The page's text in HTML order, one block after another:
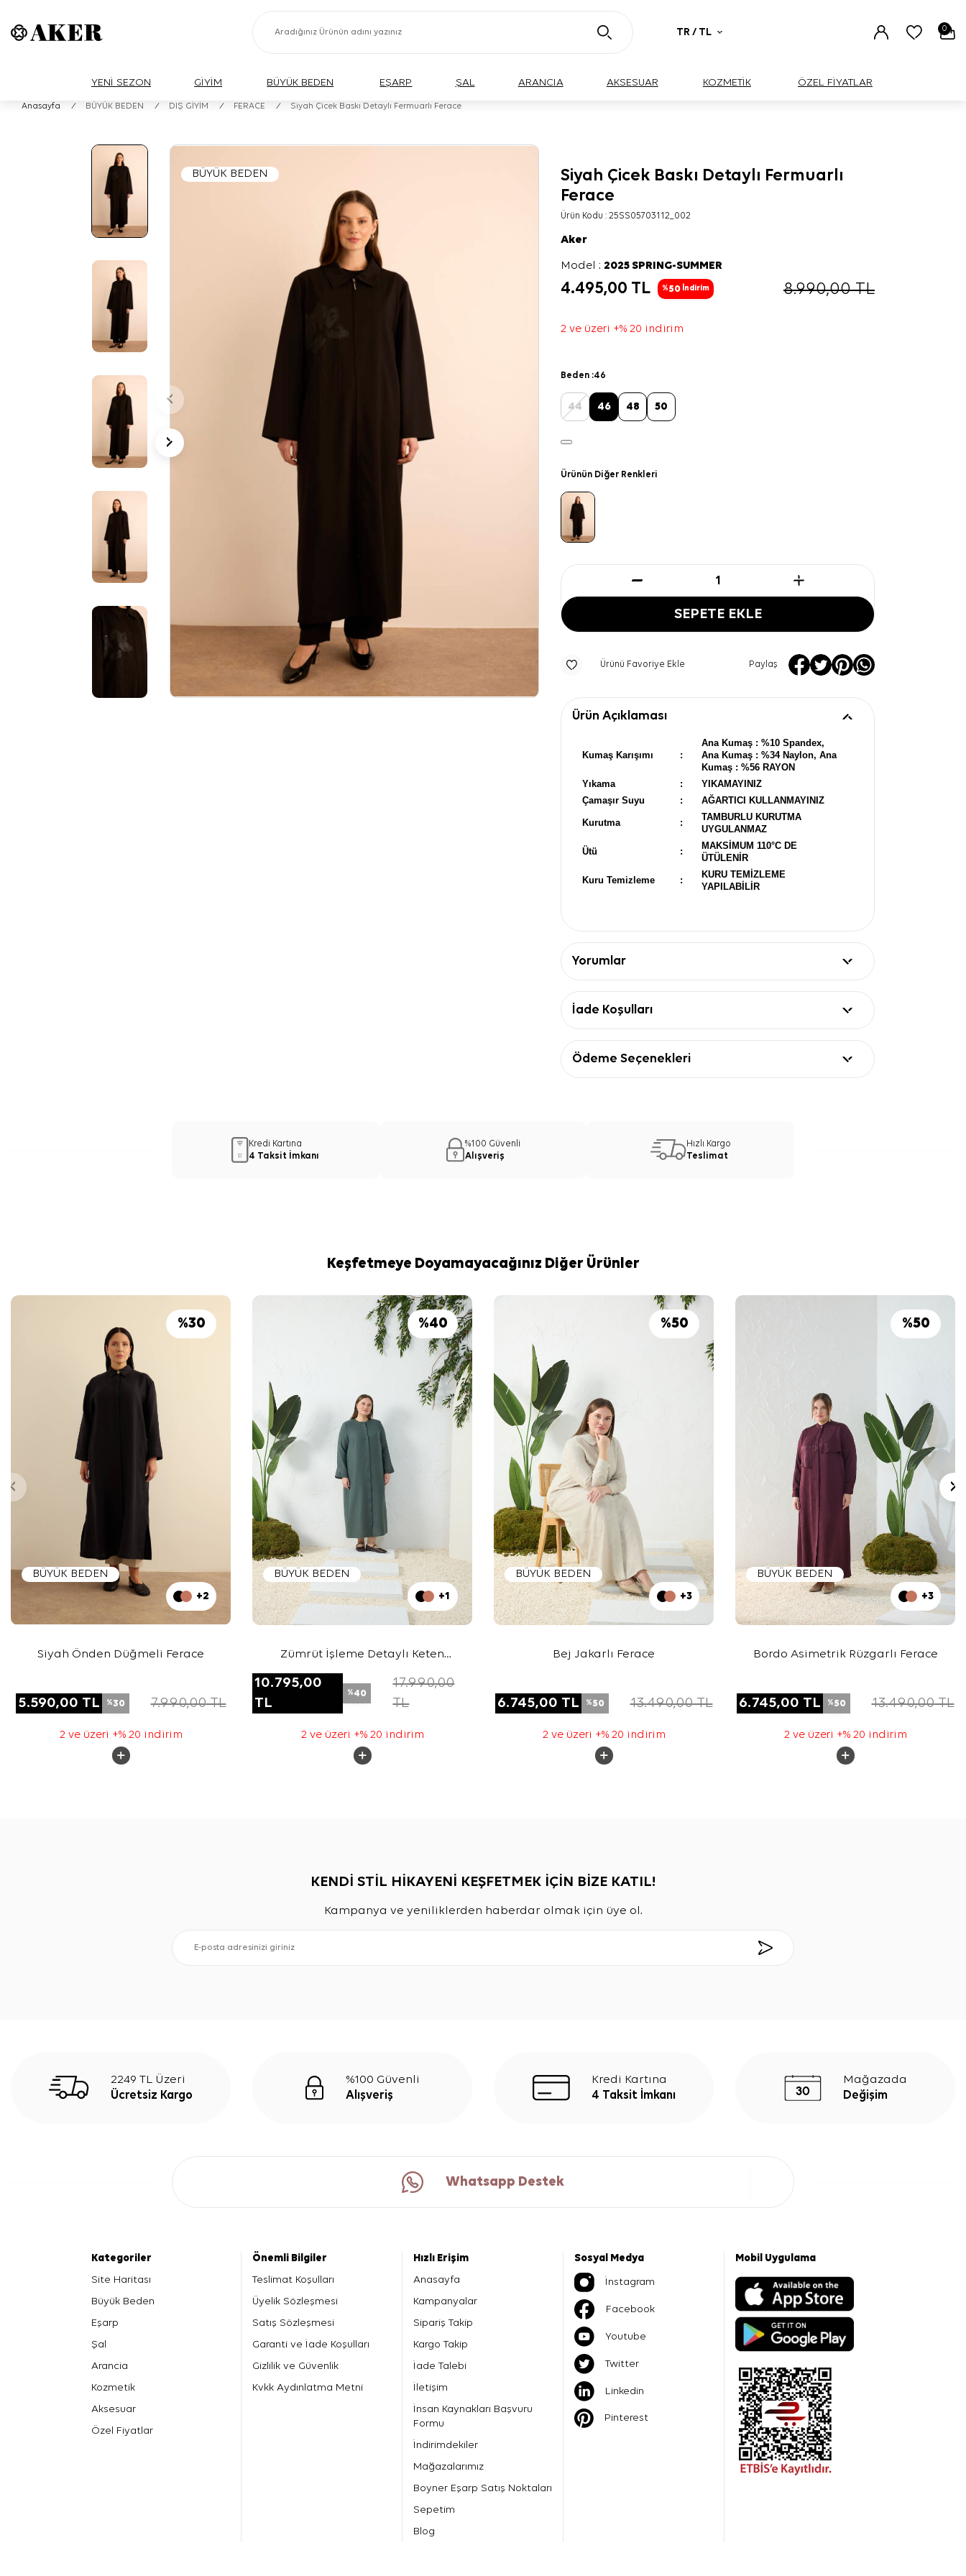
TR / TL 0
YENİ SEZON GİYİM BÜYÜK BEDEN EŞARP ŞAL ARANCIA AKSESUAR KOZMETİK ÖZEL FİYATLAR
Anasayfa / BÜYÜK BEDEN / DIŞ GİYİM / FERACE / Siyah Çicek Baskı Detaylı Fermuarlı Ferace
BÜYÜK BEDEN BÜYÜK BEDEN
Siyah Çicek Baskı Detaylı Fermuarlı
Ferace
Ürün Kodu :25SS05703112_002
Aker
Model :2025 SPRING-SUMMER
4.495,00 TL %50 İndirim 8.990,00TL
2 ve üzeri +% 20 indirim
Beden :46
44 46 48 50
Ürünün Diğer Renkleri
SEPETE EKLE
Ürünü Favoriye Ekle Paylaş
Ürün Açıklaması
Kumaş Karışımı :
Ana Kumaş : %10 Spandex,
Ana Kumaş : %34 Naylon, Ana
Kumaş : %56 RAYON
Yıkama
:
YIKAMAYINIZ
Çamaşır Suyu
: AĞARTICI KULLANMAYINIZ
Kurutma :
TAMBURLU KURUTMA
UYGULANMAZ
Ütü :
MAKSİMUM 110°C DE
ÜTÜLENİR
Kuru Temizleme :
KURU TEMİZLEME
YAPILABİLİR
Yorumlar
İade Koşulları
Ödeme Seçenekleri
Kredi Kartına
4 Taksit İmkanı
%100 Güvenli
Alışveriş
Hızlı Kargo
Teslimat
Keşfetmeye Doyamayacağınız Diğer Ürünler
BÜYÜK BEDEN
%30
+2
Siyah Önden Düğmeli Ferace
5.590,00 TL %30 7.990,00TL
2 ve üzeri +% 20 indirim
BÜYÜK BEDEN
%40
+1
Zümrüt İşleme Detaylı Keten
10.795,00
TL
%40
17.990,00
TL
2 ve üzeri +% 20 indirim
BÜYÜK BEDEN
%50
+3
Bej Jakarlı Ferace
6.745,00 TL %50 13.490,00TL
2 ve üzeri +% 20 indirim
BÜYÜK BEDEN
%50
+3
Bordo Asimetrik Rüzgarlı Ferace
6.745,00 TL %50 13.490,00TL
2 ve üzeri +% 20 indirim
KENDİ STİL HİKAYENİ KEŞFETMEK İÇİN BİZE KATIL!
Kampanya ve yeniliklerden haberdar olmak için üye ol.
2249 TL Üzeri
Ücretsiz Kargo
%100 Güvenli
Alışveriş
Kredi Kartına
4 Taksit İmkanı
Mağazada
Değişim
Whatsapp Destek
Kategoriler
Site Haritası
Büyük Beden
Eşarp
Şal
Arancia
Kozmetik
Aksesuar
Özel Fiyatlar
Önemli Bilgiler
Teslimat Koşulları
Üyelik Sözleşmesi
Satış Sözleşmesi
Garanti ve İade Koşulları
Gizlilik ve Güvenlik
Kvkk Aydınlatma Metni
Hızlı Erişim
Anasayfa
Kampanyalar
Sipariş Takip
Kargo Takip
İade Talebi
İletişim
İnsan Kaynakları Başvuru
Formu
İndirimdekiler
Mağazalarımız
Boyner Eşarp Satış Noktaları
Sepetim
Blog
Sosyal Medya
İnstagram
Facebook
Youtube
Twitter
Linkedin
Pinterest
Mobil Uygulama